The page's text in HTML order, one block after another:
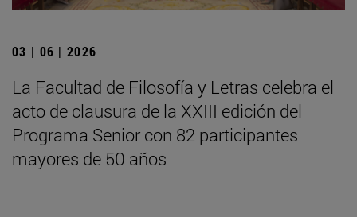
03 | 06 | 2026
La Facultad de Filosofía y Letras celebra el
acto de clausura de la XXIII edición del
Programa Senior con 82 participantes
mayores de 50 años